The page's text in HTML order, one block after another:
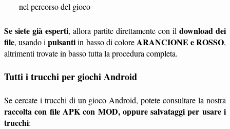
nel percorso del gioco
Se siete già esperti, allora partite direttamente con il download dei
file, usando ipulsantiin basso di coloreARANCIONE e ROSSO,
altrimenti trovate in basso tutta la procedura completa.
Tutti i trucchi per giochi Android
Se cercate i trucchi di un gioco Android, potete consultare la nostra
raccolta con file APK con MOD, oppure salvataggi per usare i
trucchi: